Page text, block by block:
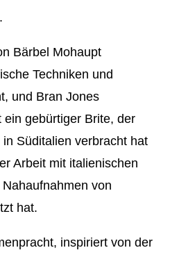
Bärbel Mohaupt
Techniken und
und Bran Jones
ein gebürtiger Brite, der
Süditalien verbracht hat
Arbeit mit italienischen
von
hat.
inspiriert von der